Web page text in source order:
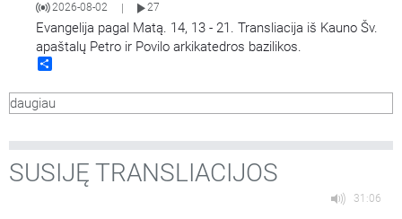
2026-08-02 27
Evangelija pagal Matą. 14, 13 - 21. Transliacija iš Kauno Šv.
apaštalų Petro ir Povilo arkikatedros bazilikos.
daugiau
SUSIJĘ TRANSLIACIJOS
31:06